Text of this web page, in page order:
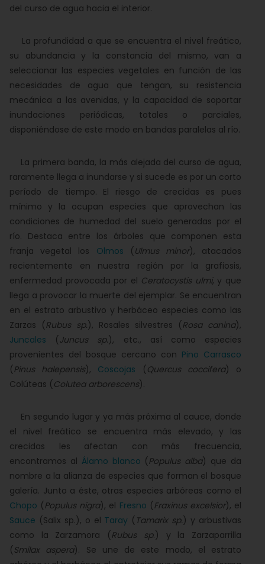
del curso de agua hacia el interior.
La profundidad a que se encuentra el nivel freático,
su abundancia y la constancia del mismo, van a
seleccionar las especies vegetales en función de las
necesidades de agua que tengan, su resistencia
mecánica a las avenidas, y la capacidad de soportar
inundaciones periódicas, totales o parciales,
disponiéndose de este modo en bandas paralelas al río.
La primera banda, la más alejada del curso de agua,
raramente llega a inundarse y si sucede es por un corto
período de tiempo. El riesgo de crecidas es pues
mínimo y la ocupan especies que aprovechan las
condiciones de humedad del suelo generadas por el
río. Destaca entre los árboles que componen esta
franja vegetal los Olmos ( Ulmus minor), atacados
recientemente en nuestra región por la grafiosis,
enfermedad provocada por el Ceratocystis ulmi, y que
llega a provocar la muerte del ejemplar. Se encuentran
en el estrato arbustivo y herbáceo especies como las
Zarzas (Rubus sp.), Rosales silvestres (Rosa canina),
Juncales (Juncus sp.), etc., así como especies
provenientes del bosque cercano con Pino Carrasco
(Pinus halepensis), Coscojas ( Quercus coccifera) o
Colúteas ( Colutea arborescens).
En segundo lugar y ya más próxima al cauce, donde
el nivel freático se encuentra más elevado, y las
crecidas les afectan con más frecuencia,
encontramos al Álamo blanco (Populus alba) que da
nombre a la alianza de especies que forman el bosque
galería. Junto a éste, otras especies arbóreas como el
Chopo (Populus nigra), el Fresno (Fraxinus excelsior), el
Sauce (Salix sp.), o el Taray ( Tamarix sp.) y arbustivas
como la Zarzamora (Rubus sp.) y la Zarzaparrilla
( Smilax aspera). Se une de este modo, el estrato